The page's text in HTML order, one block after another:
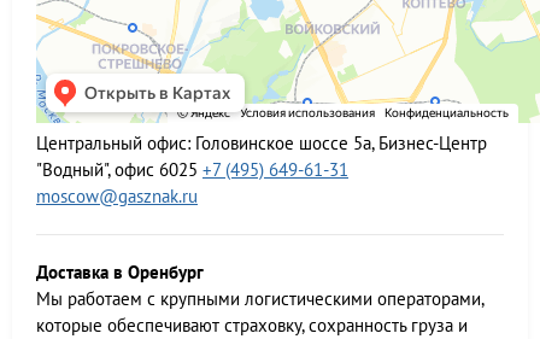
Центральный офис: Головинское шоссе 5а, Бизнес-Центр
"Водный", офис 6025 +7 (495) 649-61-31
moscow@gasznak.ru
Доставка в Оренбург
Мы работаем c крупными логистическими операторами,
которые обеспечивают страховку, сохранность груза и